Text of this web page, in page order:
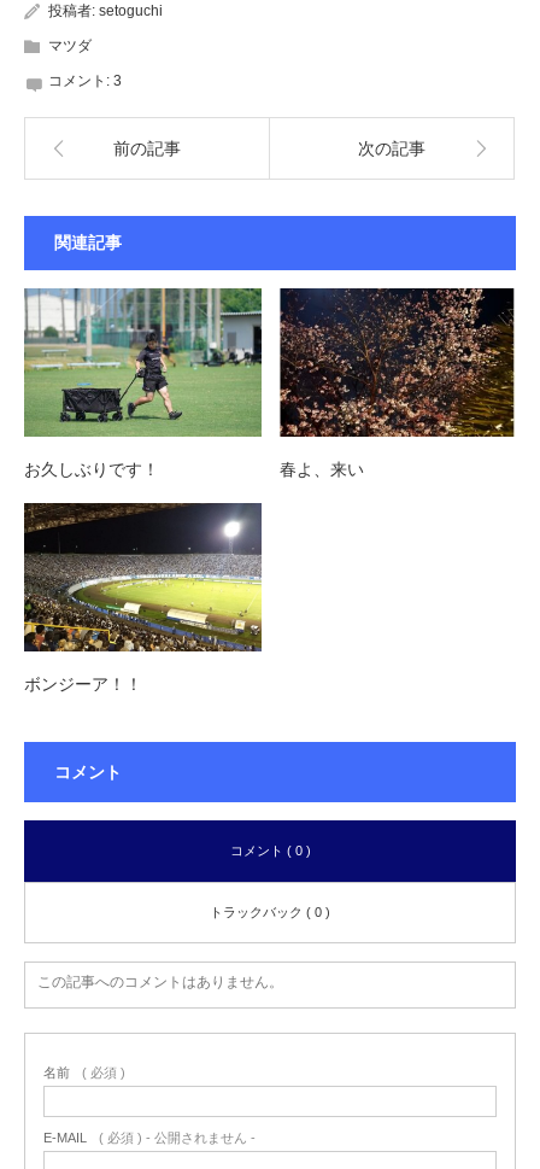
投稿者: setoguchi
マツダ
コメント: 3
前の記事 次の記事
関連記事
お久しぶりです！ 春よ、来い
ボンジーア！！
コメント
コメント ( 0 )
トラックバック ( 0 )
この記事へのコメントはありません。
名前 ( 必須 )
E-MAIL ( 必須 ) - 公開されません -